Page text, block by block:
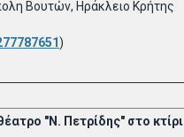
Βουτών, Ηράκλειο Κρήτης
)
"Ν. Πετρίδης" στο